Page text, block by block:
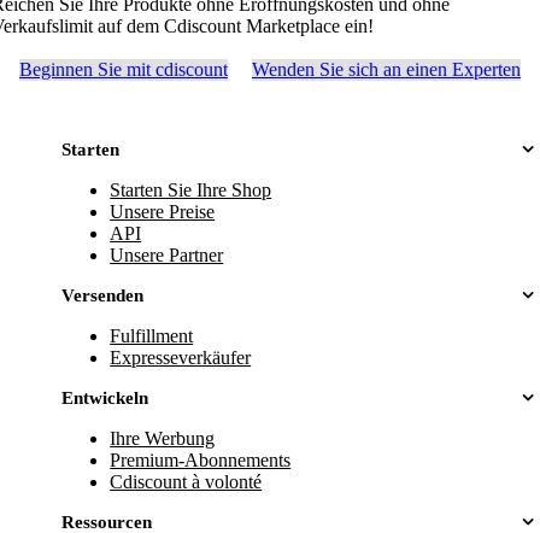
Sie Ihre Produkte ohne Eröffnungskosten und ohne
auf dem Cdiscount Marketplace ein!
Beginnen Sie mit cdiscount Wenden Sie sich an einen Experten
Starten
Starten Sie Ihre Shop
Unsere Preise
API
Unsere Partner
Versenden
Fulfillment
Expresseverkäufer
Entwickeln
Ihre Werbung
Premium-Abonnements
Cdiscount à volonté
Ressourcen